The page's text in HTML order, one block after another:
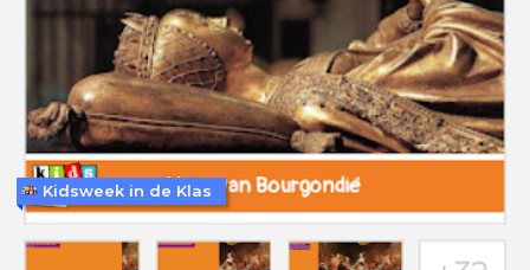
Kidsweek in de Klas